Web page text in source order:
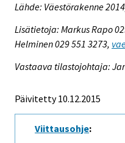
Lähde: Väestörakenne
Lisätietoja: Markus Rapo
Helminen 029 551 3273,
Vastaava tilastojohtaja:
Päivitetty 10.12.2015
Viittausohje: